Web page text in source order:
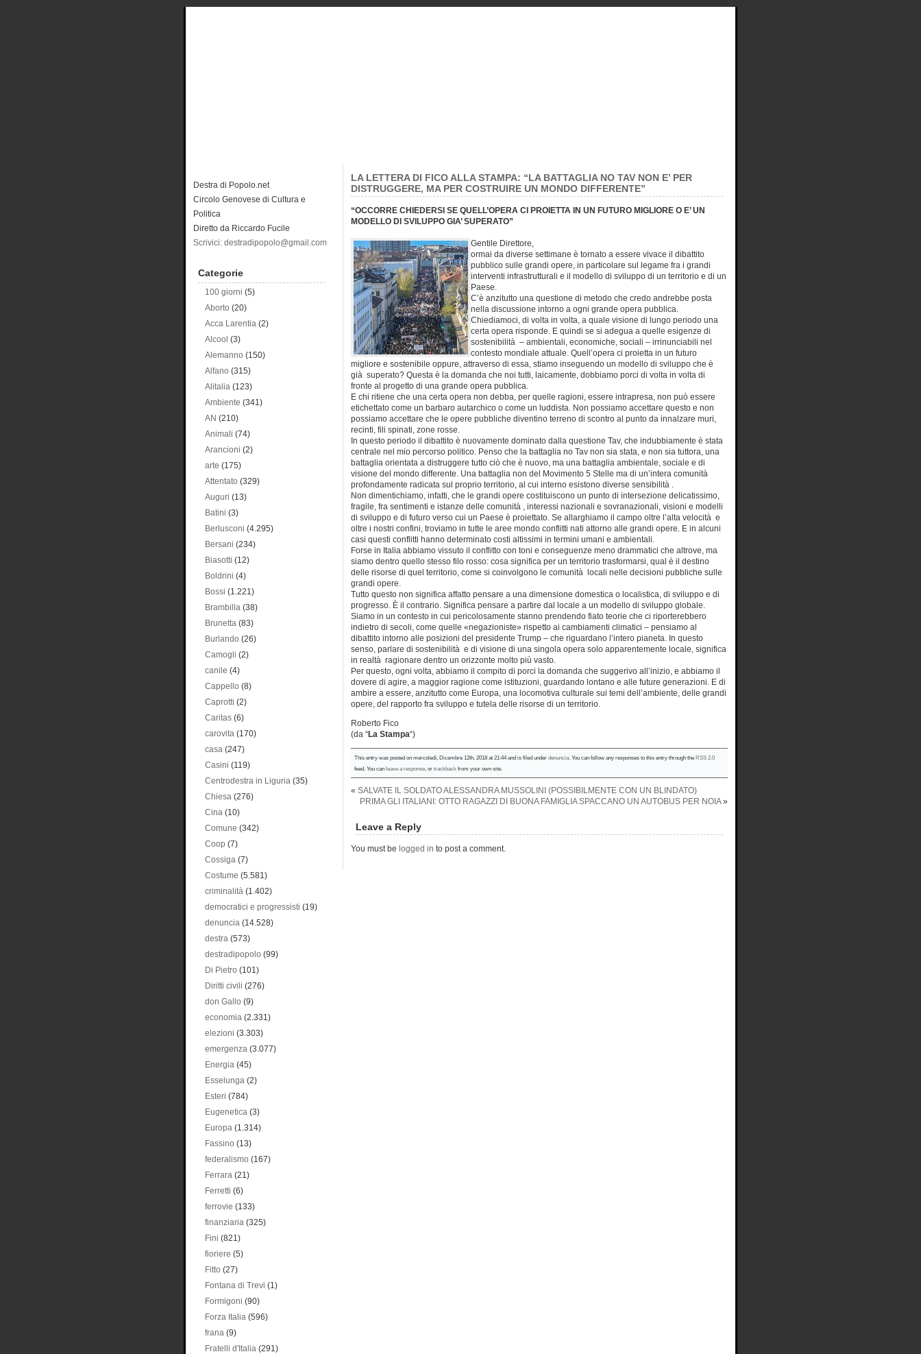
LA LETTERA DI FICO ALLA STAMPA: “LA BATTAGLIA NO TAV NON E’ PER
DISTRUGGERE, MA PER COSTRUIRE UN MONDO DIFFERENTE”
“OCCORRE CHIEDERSI SE QUELL’OPERA CI PROIETTA IN UN FUTURO MIGLIORE O E’ UN
MODELLO DI SVILUPPO GIA’ SUPERATO”
Gentile Direttore,
ormai da diverse settimane è tornato a essere vivace il dibattito
pubblico sulle grandi opere, in particolare sul legame fra i grandi
interventi infrastrutturali e il modello di sviluppo di un territorio e di un
Paese.
C’è anzitutto una questione di metodo che credo andrebbe posta
nella discussione intorno a ogni grande opera pubblica.
Chiediamoci, di volta in volta, a quale visione di lungo periodo una
certa opera risponde. E quindi se si adegua a quelle esigenze di
sostenibilità – ambientali, economiche, sociali – irrinunciabili nel
contesto mondiale attuale. Quell’opera ci proietta in un futuro
migliore e sostenibile oppure, attraverso di essa, stiamo inseguendo un modello di sviluppo che è
già superato? Questa è la domanda che noi tutti, laicamente, dobbiamo porci di volta in volta di
fronte al progetto di una grande opera pubblica.
E chi ritiene che una certa opera non debba, per quelle ragioni, essere intrapresa, non può essere
etichettato come un barbaro autarchico o come un luddista. Non possiamo accettare questo e non
possiamo accettare che le opere pubbliche diventino terreno di scontro al punto da innalzare muri,
recinti, fili spinati, zone rosse.
In questo periodo il dibattito è nuovamente dominato dalla questione Tav, che indubbiamente è stata
centrale nel mio percorso politico. Penso che la battaglia no Tav non sia stata, e non sia tuttora, una
battaglia orientata a distruggere tutto ciò che è nuovo, ma una battaglia ambientale, sociale e di
visione del mondo differente. Una battaglia non del Movimento 5 Stelle ma di un’intera comunità
profondamente radicata sul proprio territorio, al cui interno esistono diverse sensibilità .
Non dimentichiamo, infatti, che le grandi opere costituiscono un punto di intersezione delicatissimo,
fragile, fra sentimenti e istanze delle comunità , interessi nazionali e sovranazionali, visioni e modelli
di sviluppo e di futuro verso cui un Paese è proiettato. Se allarghiamo il campo oltre l’alta velocità e
oltre i nostri confini, troviamo in tutte le aree mondo conflitti nati attorno alle grandi opere. E in alcuni
casi questi conflitti hanno determinato costi altissimi in termini umani e ambientali.
Forse in Italia abbiamo vissuto il conflitto con toni e conseguenze meno drammatici che altrove, ma
siamo dentro quello stesso filo rosso: cosa significa per un territorio trasformarsi, qual è il destino
delle risorse di quel territorio, come si coinvolgono le comunità locali nelle decisioni pubbliche sulle
grandi opere.
Tutto questo non significa affatto pensare a una dimensione domestica o localistica, di sviluppo e di
progresso. È il contrario. Significa pensare a partire dal locale a un modello di sviluppo globale.
Siamo in un contesto in cui pericolosamente stanno prendendo fiato teorie che ci riporterebbero
indietro di secoli, come quelle «negazioniste» rispetto ai cambiamenti climatici – pensiamo al
dibattito intorno alle posizioni del presidente Trump – che riguardano l’intero pianeta. In questo
senso, parlare di sostenibilità e di visione di una singola opera solo apparentemente locale, significa
in realtà ragionare dentro un orizzonte molto più vasto.
Per questo, ogni volta, abbiamo il compito di porci la domanda che suggerivo all’inizio, e abbiamo il
dovere di agire, a maggior ragione come istituzioni, guardando lontano e alle future generazioni. E di
ambire a essere, anzitutto come Europa, una locomotiva culturale sui temi dell’ambiente, delle grandi
opere, del rapporto fra sviluppo e tutela delle risorse di un territorio.
Roberto Fico
(da “La Stampa“)
This entry was posted on mercoledì, Dicembre 12th, 2018 at 21:44 and is filed under denuncia . You can follow any responses to this entry through the RSS 2.0
feed. You can leave a response , or trackback from your own site.
« SALVATE IL SOLDATO ALESSANDRA MUSSOLINI (POSSIBILMENTE CON UN BLINDATO)
PRIMA GLI ITALIANI: OTTO RAGAZZI DI BUONA FAMIGLIA SPACCANO UN AUTOBUS PER NOIA»
Leave a Reply
You must be logged in to post a comment.
Destra di Popolo.net
Circolo Genovese di Cultura e
Politica
Diretto da Riccardo Fucile
Scrivici: destradipopolo@gmail.com
Categorie
100 giorni (5)
Aborto (20)
Acca Larentia (2)
Alcool (3)
Alemanno (150)
Alfano (315)
Alitalia (123)
Ambiente (341)
AN (210)
Animali (74)
Arancioni (2)
arte (175)
Attentato (329)
Auguri (13)
Batini (3)
Berlusconi (4.295)
Bersani (234)
Biasotti (12)
Boldrini (4)
Bossi (1.221)
Brambilla (38)
Brunetta (83)
Burlando (26)
Camogli (2)
canile (4)
Cappello (8)
Caprotti (2)
Caritas (6)
carovita (170)
casa (247)
Casini (119)
Centrodestra in Liguria (35)
Chiesa (276)
Cina (10)
Comune (342)
Coop (7)
Cossiga (7)
Costume (5.581)
criminalità (1.402)
democratici e progressisti (19)
denuncia (14.528)
destra (573)
destradipopolo (99)
Di Pietro (101)
Diritti civili (276)
don Gallo (9)
economia (2.331)
elezioni (3.303)
emergenza (3.077)
Energia (45)
Esselunga (2)
Esteri (784)
Eugenetica (3)
Europa (1.314)
Fassino (13)
federalismo (167)
Ferrara (21)
Ferretti (6)
ferrovie (133)
finanziaria (325)
Fini (821)
fioriere (5)
Fitto (27)
Fontana di Trevi (1)
Formigoni (90)
Forza Italia (596)
frana (9)
Fratelli d'Italia (291)